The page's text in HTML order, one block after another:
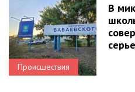
Происшествия
В